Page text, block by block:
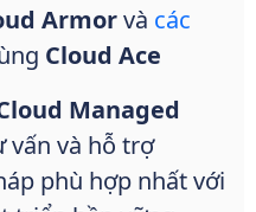
Armorvà các
Cloud Ace
Managed
vấn và hỗ trợ
phù hợp nhất với